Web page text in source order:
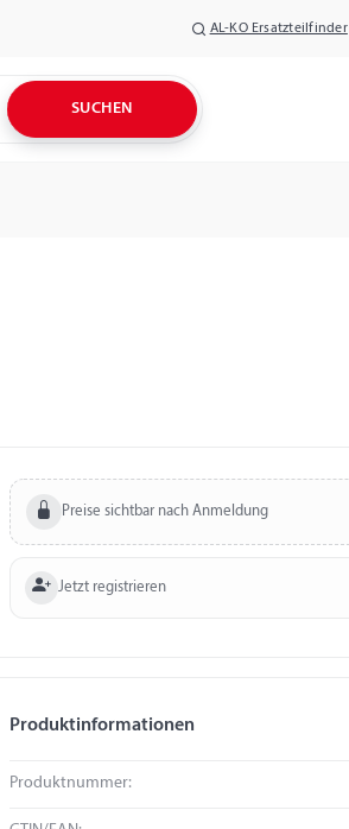
AL-KO Ersatzteilfinder
SUCHEN
Preise sichtbar nach Anmeldung
Jetzt registrieren
Produktinformationen
Produktnummer: